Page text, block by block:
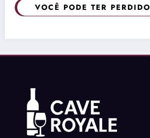
VOCÊ PODE TER PERDIDO